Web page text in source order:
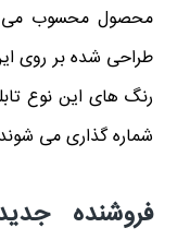
محصول محسوب می
طراحی شده بر روی
رنگ های این نوع
شماره گذاری می
فروشنده